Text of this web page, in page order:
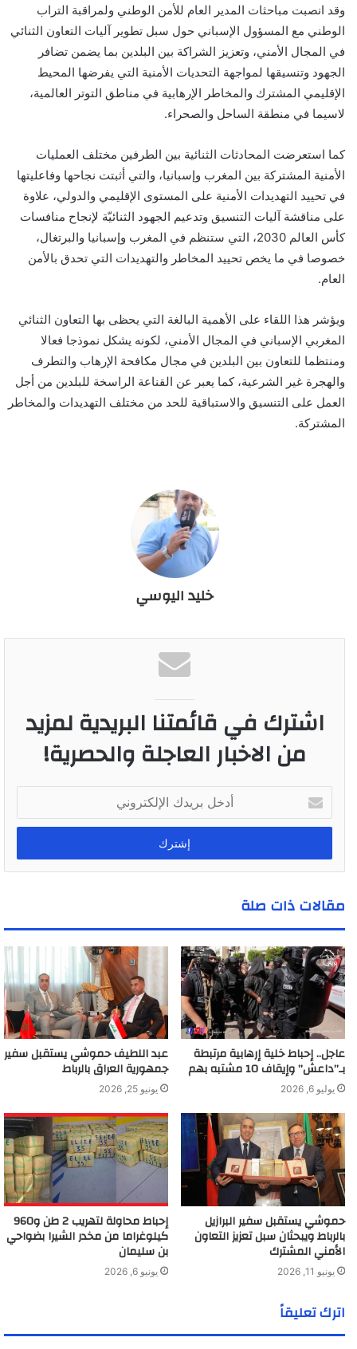
وقد انصبت مباحثات المدير العام للأمن الوطني ولمراقبة التراب
الوطني مع المسؤول الإسباني حول سبل تطوير آليات التعاون الثنائي
في المجال الأمني، وتعزيز الشراكة بين البلدين بما يضمن تضافر
الجهود وتنسيقها لمواجهة التحديات الأمنية التي يفرضها المحيط
الإقليمي المشترك والمخاطر الإرهابية في مناطق التوتر العالمية،
لاسيما في منطقة الساحل والصحراء.
كما استعرضت المحادثات الثنائية بين الطرفين مختلف العمليات
الأمنية المشتركة بين المغرب وإسبانيا، والتي أثبتت نجاحها وفاعليتها
في تحييد التهديدات الأمنية على المستوى الإقليمي والدولي، علاوة
على مناقشة آليات التنسيق وتدعيم الجهود الثنائيّة لإنجاح منافسات
كأس العالم 2030، التي ستنظم في المغرب وإسبانيا والبرتغال،
خصوصا في ما يخص تحييد المخاطر والتهديدات التي تحدق بالأمن
العام.
ويؤشر هذا اللقاء على الأهمية البالغة التي يحظى بها التعاون الثنائي
المغربي الإسباني في المجال الأمني، لكونه يشكل نموذجا فعالا
ومنتظما للتعاون بين البلدين في مجال مكافحة الإرهاب والتطرف
والهجرة غير الشرعية، كما يعبر عن القناعة الراسخة للبلدين من أجل
العمل على التنسيق والاستباقية للحد من مختلف التهديدات والمخاطر
المشتركة.
خليد اليوسي
اشترك في قائمتنا البريدية لمزيد
من الاخبار العاجلة والحصرية!
خ
ب
د
ك
ا
ل
إ
ل
ك
ت
و
ي
مقالات ذات صلة
عاجل.. إحباط خلية إرهابية مرتبطة
بـ”داعش” وإيقاف 10 مشتبه بهم
يوليو 6, 2026
عبد اللطيف حموشي يستقبل سفير
جمهورية العراق بالرباط
يونيو 25, 2026
حموشي يستقبل سفير البرازيل
بالرباط ويبحثان سبل تعزيز التعاون
الأمني المشترك
يونيو 11, 2026
إحباط محاولة لتهريب 2 طن و960
كيلوغراما من مخدر الشيرا بضواحي
بن سليمان
يونيو 6, 2026
اترك تعليقاً